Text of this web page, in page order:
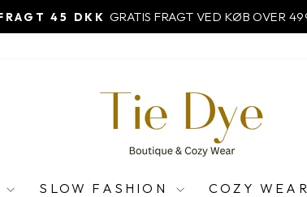
SLOW FASHION COZY WEAR